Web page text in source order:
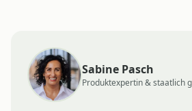
Sabine Pasch
Produktexpertin & staatlich